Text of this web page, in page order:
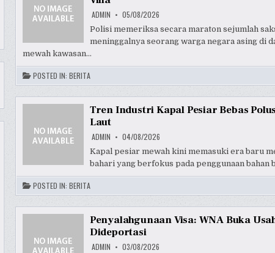
ADMIN 05/08/2026
Polisi memeriksa secara maraton sejumlah
meninggalnya seorang warga negara asing di
mewah kawasan…
POSTED IN: BERITA
Tren Industri Kapal Pesiar Bebas
Laut
ADMIN 04/08/2026
Kapal pesiar mewah kini memasuki era baru
bahari yang berfokus pada penggunaan bahan
POSTED IN: BERITA
Penyalahgunaan Visa: WNA Buka
Dideportasi
ADMIN 03/08/2026